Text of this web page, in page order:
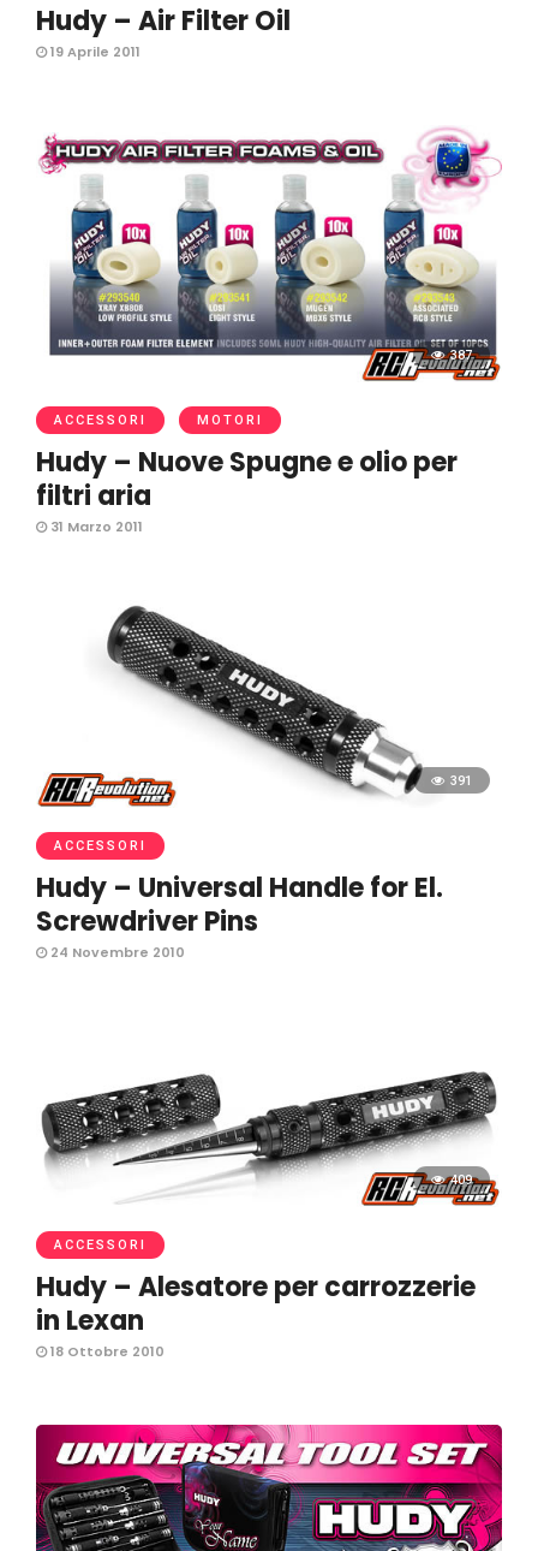
Hudy – Air Filter Oil
19 Aprile 2011
387
ACCESSORI MOTORI
Hudy – Nuove Spugne e olio per
filtri aria
31 Marzo 2011
391
ACCESSORI
Hudy – Universal Handle for El.
Screwdriver Pins
24 Novembre 2010
409
ACCESSORI
Hudy – Alesatore per carrozzerie
in Lexan
18 Ottobre 2010